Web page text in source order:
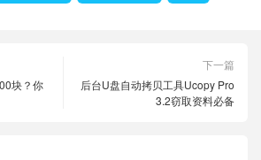
块？你
下一篇
后台U盘自动拷贝工具Ucopy Pro
3.2窃取资料必备